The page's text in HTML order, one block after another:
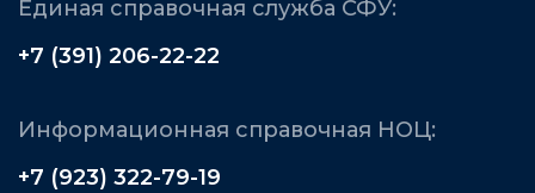
Единая справочная служба СФУ:
+7 (391) 206-22-22
Информационная справочная НОЦ:
+7 (923) 322-79-19